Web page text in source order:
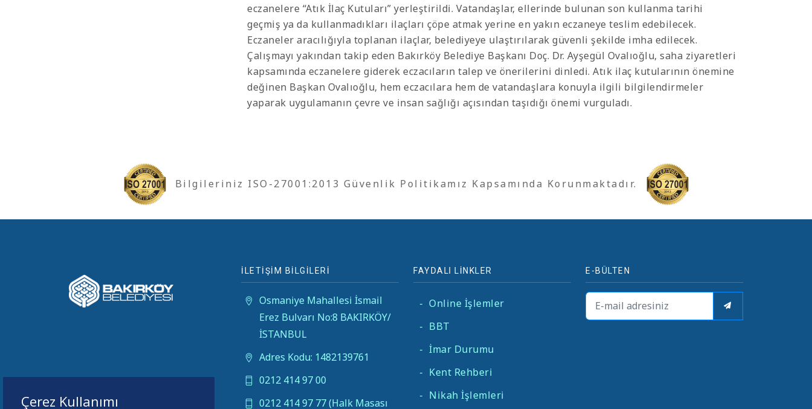
eczanelere “Atık İlaç Kutuları” yerleştirildi. Vatandaşlar, ellerinde bulunan son kullanma tarihi
geçmiş ya da kullanmadıkları ilaçları çöpe atmak yerine en yakın eczaneye teslim edebilecek.
Eczaneler aracılığıyla toplanan ilaçlar, belediyeye ulaştırılarak güvenli şekilde imha edilecek.
Çalışmayı yakından takip eden Bakırköy Belediye Başkanı Doç. Dr. Ayşegül Ovalıoğlu, saha ziyaretleri
kapsamında eczanelere giderek eczacıların talep ve önerilerini dinledi. Atık ilaç kutularının önemine
değinen Başkan Ovalıoğlu, hem eczacılara hem de vatandaşlara konuyla ilgili bilgilendirmeler
yaparak uygulamanın çevre ve insan sağlığı açısından taşıdığı önemi vurguladı.
Bilgileriniz ISO-27001:2013 Güvenlik Politikamız Kapsamında Korunmaktadır.
İLETİŞİM BİLGİLERİ
Osmaniye Mahallesi İsmail
Erez Bulvarı No:8 BAKIRKÖY/
İSTANBUL
Adres Kodu: 1482139761
0212 414 97 00
0212 414 97 77 (Halk Masası
FAYDALI LİNKLER
- Online İşlemler
- BBT
- İmar Durumu
- Kent Rehberi
- Nikah İşlemleri
E-BÜLTEN
Çerez Kullanımı